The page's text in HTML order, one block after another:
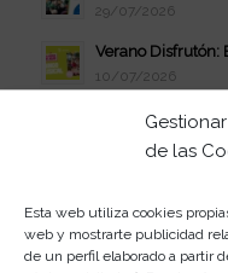
de las
Esta web utiliza cookies
web y mostrarte publicidad
de un perfil elaborado a partir
29/07/2026
Verano Disfrutón:
10/07/2026
Celebra el
08/07/2026
07/07/2026
Participa en el II